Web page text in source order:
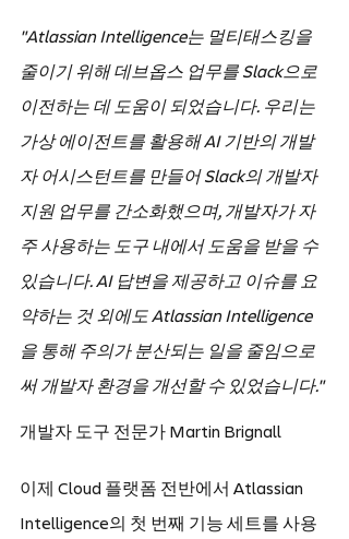
"Atlassian Intelligence는 멀티태스킹을
줄이기 위해 데브옵스 업무를 Slack으로
이전하는 데 도움이 되었습니다. 우리는
가상 에이전트를 활용해 AI 기반의 개발
자 어시스턴트를 만들어 Slack의 개발자
지원 업무를 간소화했으며, 개발자가 자
주 사용하는 도구 내에서 도움을 받을 수
있습니다. AI 답변을 제공하고 이슈를 요
약하는 것 외에도 Atlassian Intelligence
을 통해 주의가 분산되는 일을 줄임으로
써 개발자 환경을 개선할 수 있었습니다."
개발자 도구 전문가 Martin Brignall
이제 Cloud 플랫폼 전반에서 Atlassian
Intelligence의 첫 번째 기능 세트를 사용